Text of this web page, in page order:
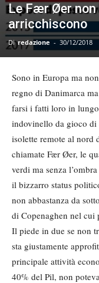
Le Fær Øer
arricchiscono
Di redazione - 30/12/2018
Sono in Europa ma
regno di Danimarca
farsi i fatti loro in
indovinello da gioco di
isolette remote al nord
chiamate Fær Øer, le
verdi ma senza
il bizzarro status
non abbastanza da
di Copenaghen nel cui
Il piede in due se non
sta giustamente
principale attività
40% del Pil, non